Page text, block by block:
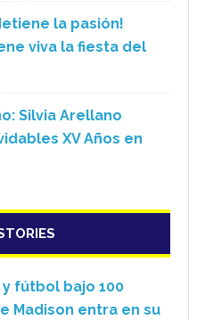
la pasión!
viva la fiesta del
Silvia Arellano
XV Años en
fútbol bajo 100
Madison entra en su